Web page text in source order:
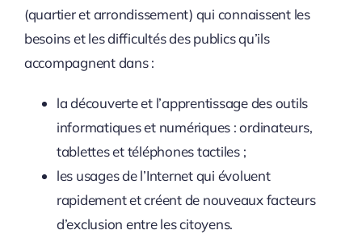
(quartier et arrondissement) qui connaissent les
besoins et les difficultés des publics qu’ils
accompagnent dans :
la découverte et l’apprentissage des outils
informatiques et numériques : ordinateurs,
tablettes et téléphones tactiles ;
les usages de l’Internet qui évoluent
rapidement et créent de nouveaux facteurs
d’exclusion entre les citoyens.